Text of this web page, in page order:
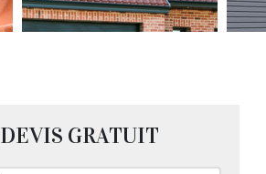
DEVIS GRATUIT